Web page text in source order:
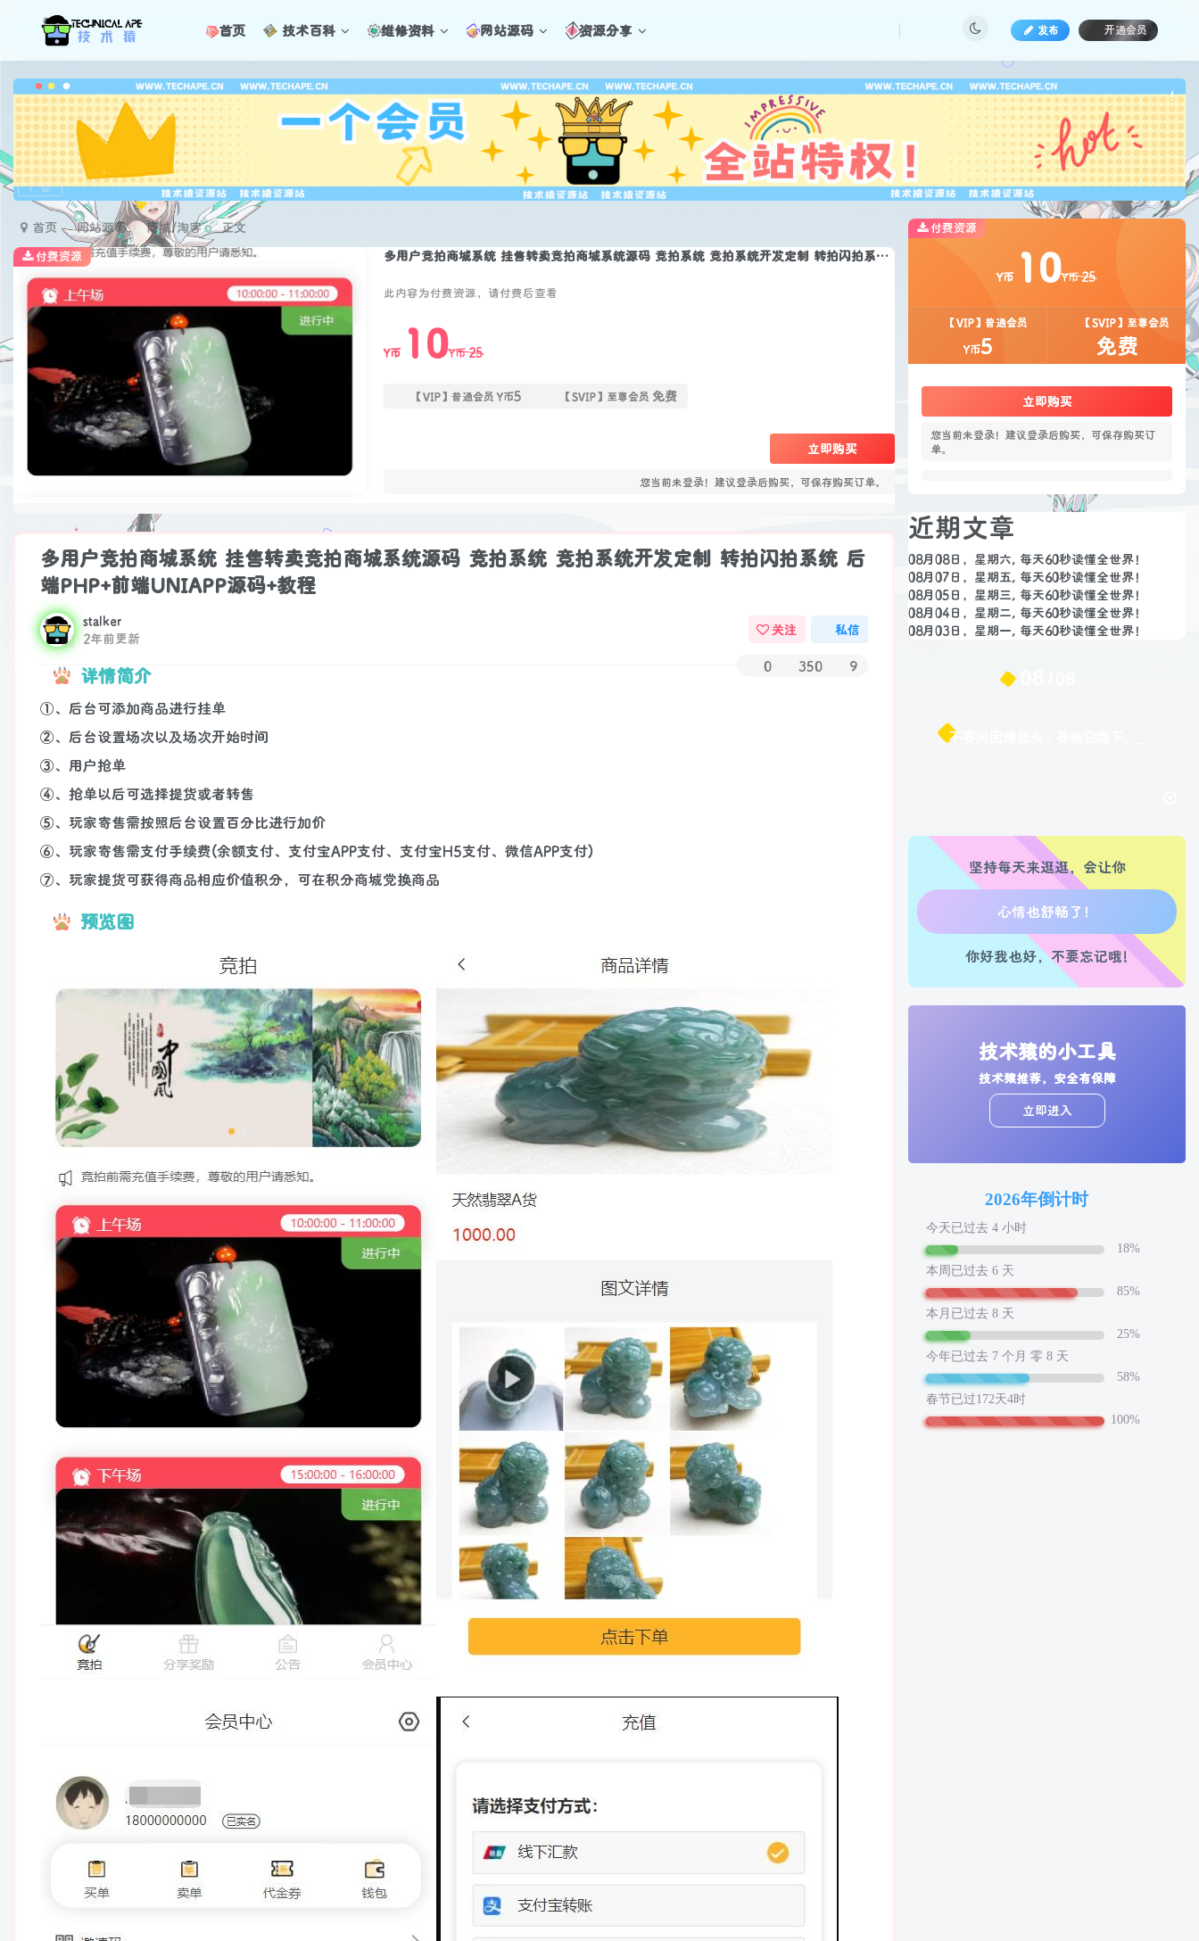
首页 技术百科 维修资料 网站源码 资源分享 发布 开通会员
!
广告
首页 网站源码 商城/淘客
正文
多用户竞拍商城系统 挂售转卖竞拍商城系统源码 竞拍系统 竞拍系统开发定制 转拍闪拍系统 后端PHP+前端UNIAPP源码+教程
此内容为付费资源，请付费后查看
Y币 10Y币25
【VIP】普通会员 Y币5 【SVIP】至尊会员 免费
立即购买
您当前未登录！建议登录后购买，可保存购买订单。
付费资源
多用户竞拍商城系统 挂售转卖竞拍商城系统源码 竞拍系统 竞拍系统开发定制 转拍闪拍系统 后
端PHP+前端UNIAPP源码+教程
stalker
2年前更新
关注 私信
0 350 9
详情简介
①、后台可添加商品进行挂单
②、后台设置场次以及场次开始时间
③、用户抢单
④、抢单以后可选择提货或者转售
⑤、玩家寄售需按照后台设置百分比进行加价
⑥、玩家寄售需支付手续费(余额支付、支付宝APP支付、支付宝H5支付、微信APP支付)
⑦、玩家提货可获得商品相应价值积分，可在积分商城党换商品
预览图
付费资源
Y币 10Y币25
【VIP】普通会员
Y币5
【SVIP】至尊会员
免费
立即购买
您当前未登录！建议登录后购买，可保存购买订
单。
近期文章
08月08日，星期六, 每天60秒读懂全世界！
08月07日，星期五, 每天60秒读懂全世界！
08月05日，星期三, 每天60秒读懂全世界！
08月04日，星期二, 每天60秒读懂全世界！
08月03日，星期一, 每天60秒读懂全世界！
不要向困难低头，要给它跪下。
坚持每天来逛逛，会让你
生活也美好了！
腰也不酸了！
工作也轻松了！
你好我也好，不要忘记哦!
技术猿的小工具
技术猿推荐，安全有保障
立即进入